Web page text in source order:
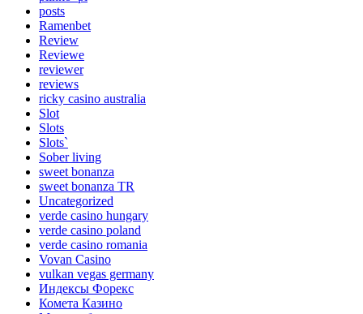
posts
Ramenbet
Review
Reviewe
reviewer
reviews
ricky casino australia
Slot
Slots
Slots`
Sober living
sweet bonanza
sweet bonanza TR
Uncategorized
verde casino hungary
verde casino poland
verde casino romania
Vovan Casino
vulkan vegas germany
Индексы Форекс
Комета Казино